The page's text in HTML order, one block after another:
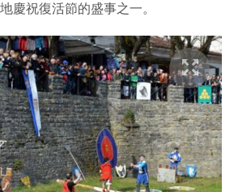
慶祝復活節的盛事之一。